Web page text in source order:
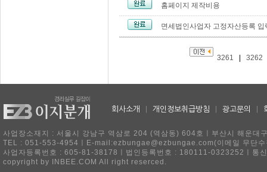
홈페이지 제작비용
면세법인사업자 고정자산등록 입
3261 3262
회사소개 개인정보취급방침 광고문의
사업장소재지 : 서울시 강남구 역삼로 204 (역삼동) 604호ㅣ부산시 해운
TEL : 051-553-4954ㅣE-mail:ezbungae@ezbungae.com(이메일 무단수
사업자등록번호 : 605-81-38178ㅣ법인등록번호 : 180111-0323252ㅣ통
copyright by INBEE.COM All right reserced.